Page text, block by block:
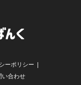
ーポリシー
い合わせ